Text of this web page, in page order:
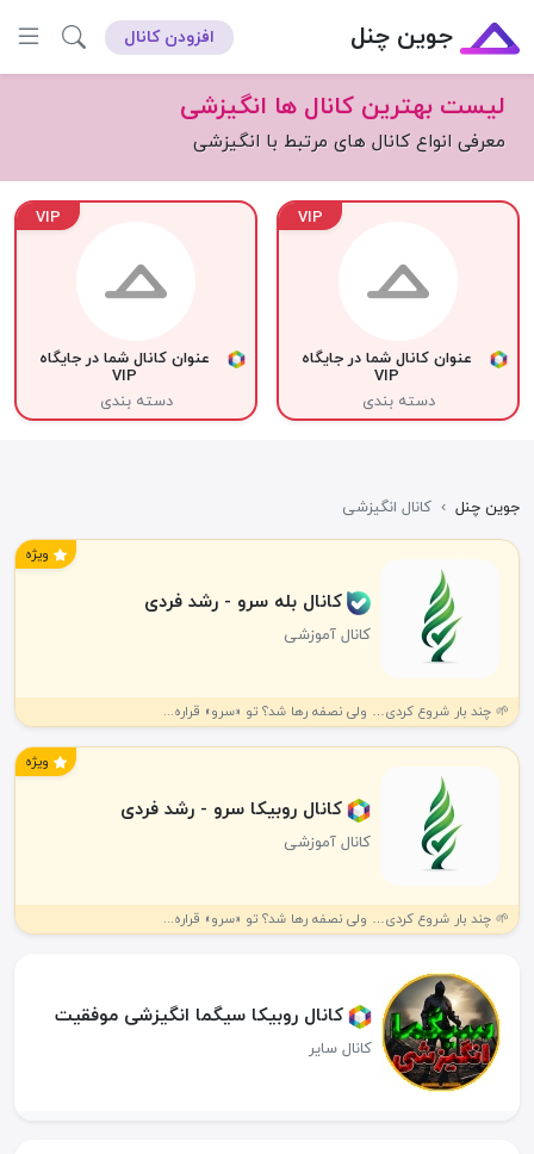
جوین چنل افزودن کانال
لیست بهترین کانال ها انگیزشی
معرفی انواع کانال های مرتبط با انگیزشی
VIP
عنوان کانال شما در جایگاه
VIP
دسته بندی
VIP
عنوان کانال شما در جایگاه
VIP
دسته بندی
جوین چنل › کانال انگیزشی
ویژه
کانال بله سرو - رشد فردی
کانال آموزشی
🌱 چند بار شروع کردی… ولی نصفه رها شد؟ تو «سرو» قراره...
ویژه
کانال روبیکا سرو - رشد فردی
کانال آموزشی
🌱 چند بار شروع کردی… ولی نصفه رها شد؟ تو «سرو» قراره...
کانال روبیکا سیگما انگیزشی موفقیت
کانال سایر